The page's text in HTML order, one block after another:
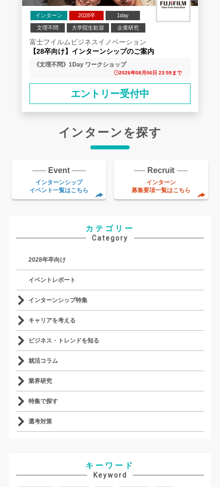
インターン 2028卒 1day
文理不問 大学院生歓迎 企業研究
富士フイルムビジネスイノベーション
【28卒向け】インターンシップのご案内
《文理不問》1Day ワークショップ
2026年08月06日 23:59まで
エントリー受付中
インターンを探す
Event
インターンシップ
イベント一覧はこちら
Recruit
インターン
募集要項一覧はこちら
カテゴリー
Category
2028年卒向け
イベントレポート
インターンシップ特集
キャリアを考える
ビジネス・トレンドを知る
就活コラム
業界研究
特集で探す
選考対策
キーワード
Keyword